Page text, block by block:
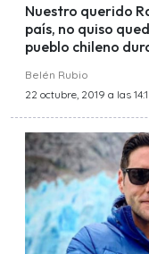
Nuestro querido
país, no quiso
pueblo chileno
Belén Rubio
22 octubre, 2019 a las